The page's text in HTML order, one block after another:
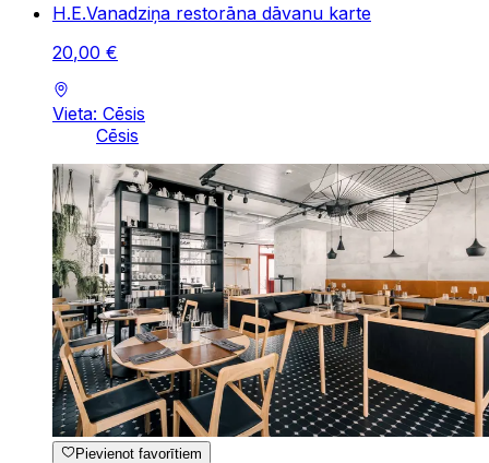
H.E.Vanadziņa restorāna dāvanu karte
20,00 €
Vieta: Cēsis
Cēsis
Pievienot favorītiem